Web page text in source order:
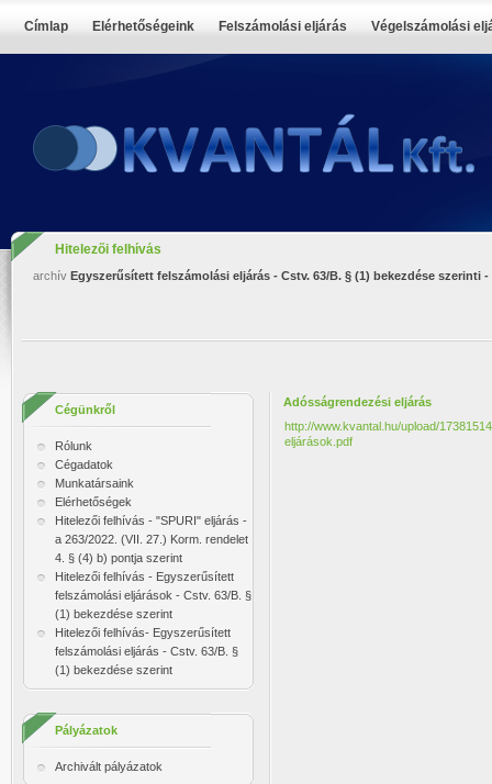
Címlap Elérhetőségeink Felszámolási eljárás Végelszámolási
Hitelezői felhívás
archív Egyszerűsített felszámolási eljárás - Cstv. 63/B. § (1) bekezdése szerinti -
Cégünkről
Rólunk
Cégadatok
Munkatársaink
Elérhetőségek
Hitelezői felhívás - "SPURI" eljárás -
a 263/2022. (VII. 27.) Korm. rendelet
4. § (4) b) pontja szerint
Hitelezői felhívás - Egyszerűsített
felszámolási eljárások - Cstv. 63/B. §
(1) bekezdése szerint
Hitelezői felhívás- Egyszerűsített
felszámolási eljárás - Cstv. 63/B. §
(1) bekezdése szerint
Pályázatok
Archivált pályázatok
Adósságrendezési eljárás
http://www.kvantal.hu/upload/
eljárások.pdf